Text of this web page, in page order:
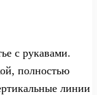
с рукавами.
полностью
линии